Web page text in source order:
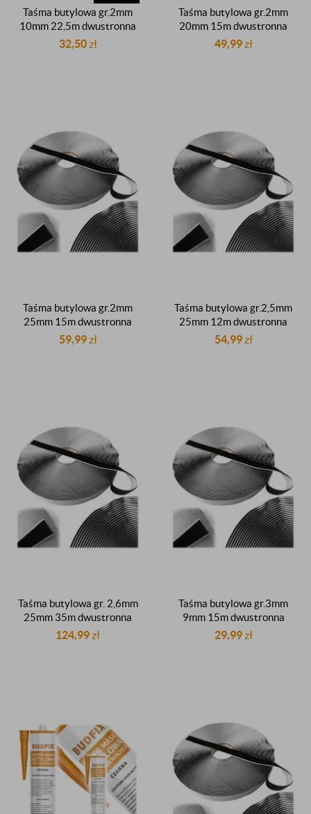
Taśma butylowa gr.2mm
10mm 22,5m dwustronna
czarna dekarska butyl
32,50zł
Taśma butylowa gr.2mm
20mm 15m dwustronna
czarna dekarska dachowa
49,99zł
Taśma butylowa gr.2mm
25mm 15m dwustronna
czarna dekarska dachowa
59,99zł
Taśma butylowa gr.2,5mm
25mm 12m dwustronna
czarna dekarska dachowa
54,99zł
Taśma butylowa gr. 2,6mm
25mm 35m dwustronna
czarna dekarska butyl
124,99zł
Taśma butylowa gr.3mm
9mm 15m dwustronna
czarna dekarska butyl
29,99zł